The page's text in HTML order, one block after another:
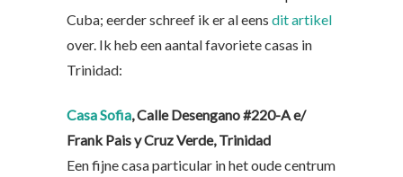
Cuba; eerder schreef ik er al eens dit artikel
over. Ik heb een aantal favoriete casas in
Trinidad:
Casa Sofia, CalleDesengano#220-A e/
Frank Pais y Cruz Verde, Trinidad
Een fijne casa particular in het oude centrum